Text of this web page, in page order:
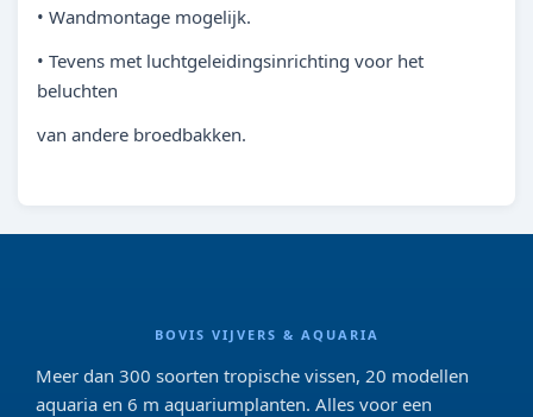
• Wandmontage mogelijk.
• Tevens met luchtgeleidingsinrichting voor het
beluchten
van andere broedbakken.
BOVIS VIJVERS & AQUARIA
Meer dan 300 soorten tropische vissen, 20 modellen
aquaria en 6 m aquariumplanten. Alles voor een